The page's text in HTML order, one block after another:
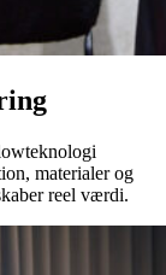
materialer og
reel værdi.